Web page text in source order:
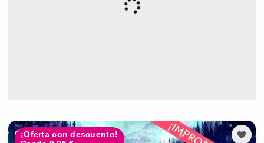
¡Oferta con descuento!